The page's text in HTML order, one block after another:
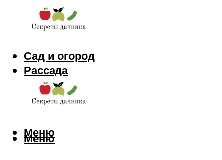
Сад и огород
Рассада
Цветы
Заготовки
Меню
Меню